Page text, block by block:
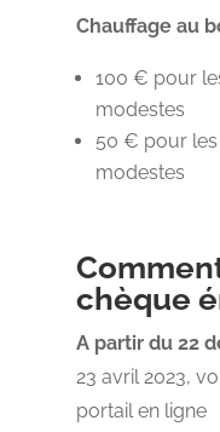
Chauffage au
100 € pour
modestes
50 € pour
modestes
chèque
A partir du 22
23 avril 2023,
portail en ligne